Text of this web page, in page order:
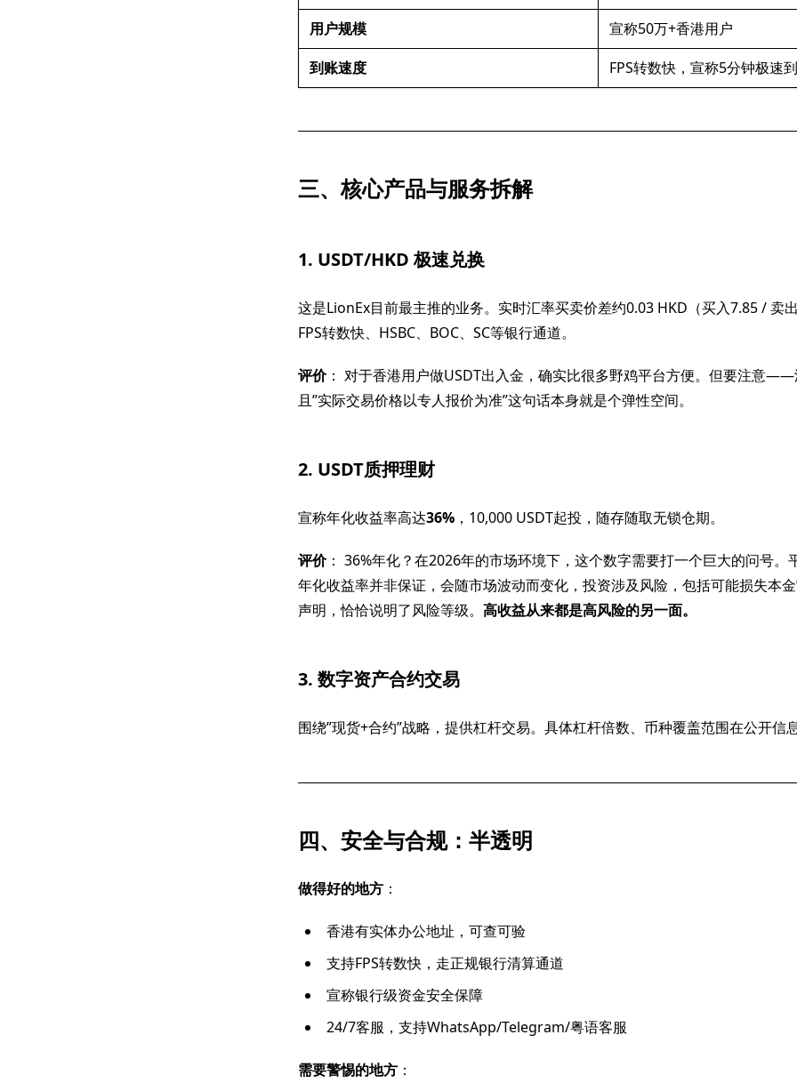
用户规模
宣称50万+香港用户
到账速度
FPS转数快，宣称5分钟极速
三、核心产品与服务拆解
1. USDT/HKD 极速兑换
这是LionEx目前最主推的业务。实时汇率买卖价差约0.03 HKD（买入7.85 / 卖
FPS转数快、HSBC、BOC、SC等银行通道。
评价： 对于香港用户做USDT出入金，确实比很多野鸡平台方便。但要注意——
且”实际交易价格以专人报价为准”这句话本身就是个弹性空间。
2. USDT质押理财
宣称年化收益率高达36%，10,000 USDT起投，随存随取无锁仓期。
评价： 36%年化？在2026年的市场环境下，这个数字需要打一个巨大的问号。
年化收益率并非保证，会随市场波动而变化，投资涉及风险，包括可能损失本
声明，恰恰说明了风险等级。 高收益从来都是高风险的另一面。
3. 数字资产合约交易
围绕”现货+合约”战略，提供杠杆交易。具体杠杆倍数、币种覆盖范围在公开信
四、安全与合规：半透明
做得好的地方：
香港有实体办公地址，可查可验
支持FPS转数快，走正规银行清算通道
宣称银行级资金安全保障
24/7客服，支持WhatsApp/Telegram/粤语客服
需要警惕的地方：